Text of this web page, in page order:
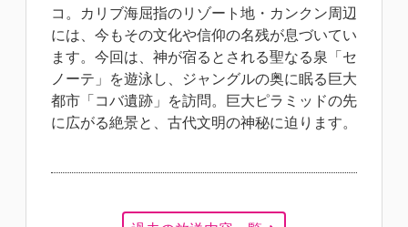
コ。カリブ海屈指のリゾート地・カンクン周辺
には、今もその文化や信仰の名残が息づいてい
ます。今回は、神が宿るとされる聖なる泉「セ
ノーテ」を遊泳し、ジャングルの奥に眠る巨大
都市「コバ遺跡」を訪問。巨大ピラミッドの先
に広がる絶景と、古代文明の神秘に迫ります。